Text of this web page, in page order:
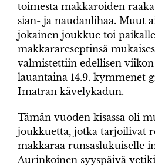
toimesta makkaroiden
sian- ja naudanlihaa. Muut
jokainen joukkue toi
makkarareseptinsä
valmistettiin edellisen
lauantaina 14.9. kymmenet
Imatran kävelykadun.
Tämän vuoden kisassa oli
joukkuetta, jotka tarjoilivat
makkaraa runsaslukuiselle
Aurinkoinen syyspäivä